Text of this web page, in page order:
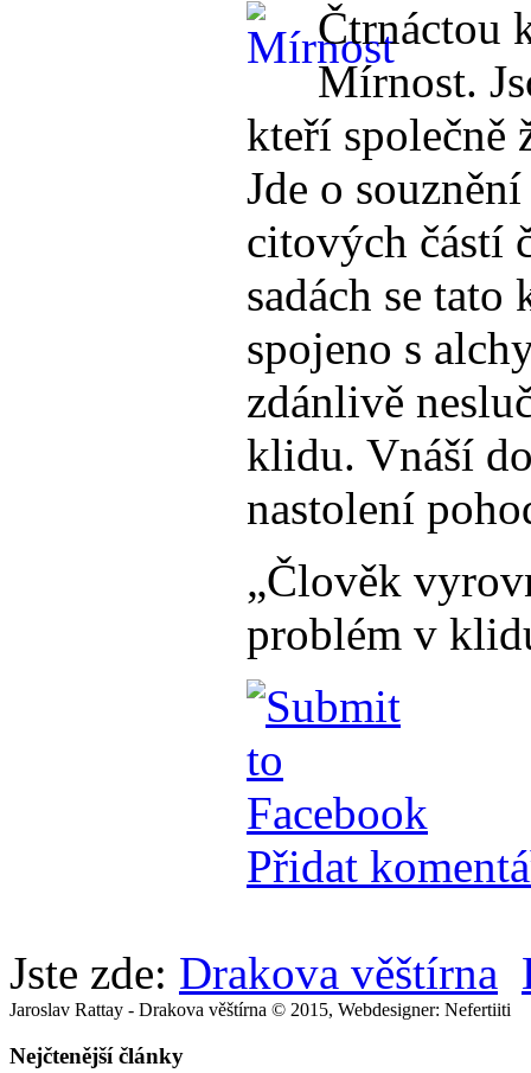
Čtrnáctou
Mírnost.
kteří
Jde o
citových částí
sadách se
spojeno s
zdánlivě
klidu. Vnáší
nastolení
„Člověk
problém v
Přidat
Jste zde: Drakova věštírna
Jaroslav Rattay - Drakova věštírna © 2015, Webdesigner: Nefertiiti
Nejčtenější články